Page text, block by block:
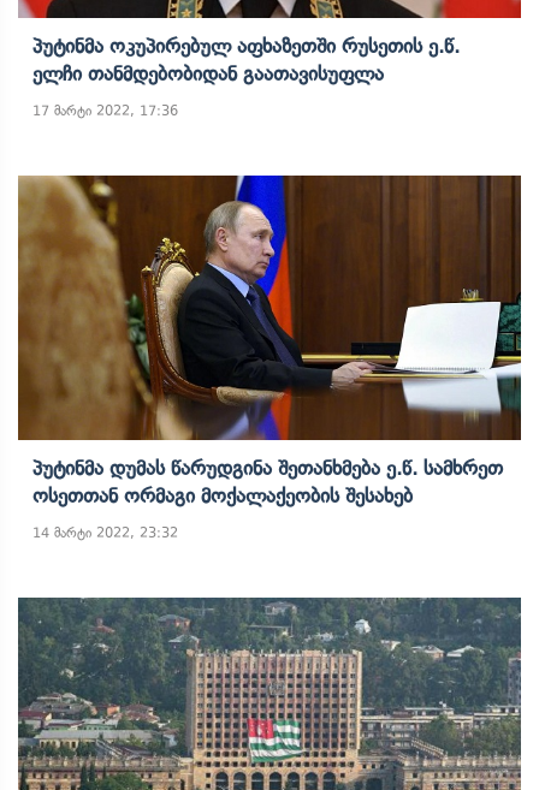
Პუტინმა Ოკუპირებულ Აფხაზეთში Რუსეთის Ე.წ.
Ელჩი Თანმდებობიდან Გაათავისუფლა
17 მარტი 2022, 17:36
Პუტინმა Დუმას Წარუდგინა Შეთანხმება Ე.წ. Სამხრეთ
Ოსეთთან Ორმაგი Მოქალაქეობის Შესახებ
14 მარტი 2022, 23:32